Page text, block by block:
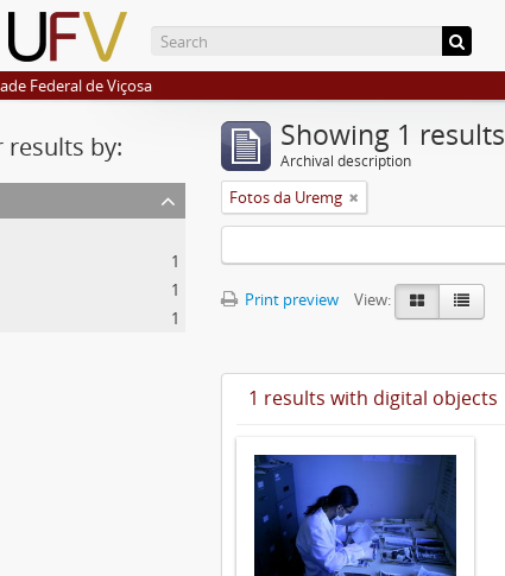
Federal de Viçosa
results by:
1
1
1
Showing 1 results
Archival description
Fotos da Uremg
Print preview
View:
1 results with digital objects